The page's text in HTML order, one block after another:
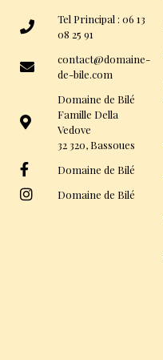
Tel Principal : 06 13
08 25 91
contact@domaine-
de-bile.com
Domaine de Bilé
Famille Della
Vedove
32 320, Bassoues
Domaine de Bilé
Domaine de Bilé